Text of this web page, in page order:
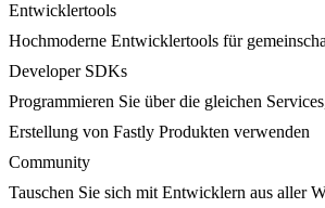
Entwicklertools
Hochmoderne Entwicklertools für
Developer SDKs
Programmieren Sie über die gleichen
Erstellung von Fastly Produkten verwenden
Community
Tauschen Sie sich mit Entwicklern aus aller